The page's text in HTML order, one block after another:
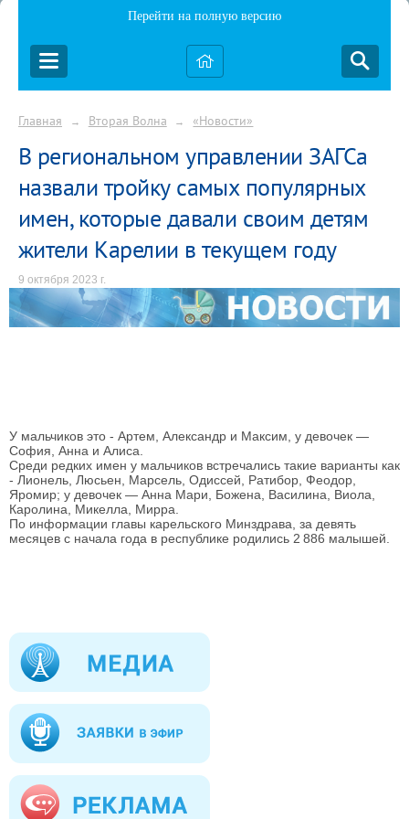
Перейти на полную версию
Главная → Вторая Волна → «Новости»
В региональном управлении ЗАГСа
назвали тройку самых популярных
имен, которые давали своим детям
жители Карелии в текущем году
9 октября 2023 г.
У мальчиков это - Артем, Александр и Максим, у девочек —
София, Анна и Алиса.
Среди редких имен у мальчиков встречались такие варианты как
- Лионель, Люсьен, Марсель, Одиссей, Ратибор, Феодор,
Яромир; у девочек — Анна Мари, Божена, Василина, Виола,
Каролина, Микелла, Мирра.
По информации главы карельского Минздрава, за девять
месяцев с начала года в республике родились 2 886 малышей.